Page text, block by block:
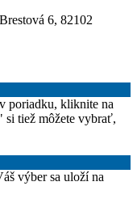
6, 82102
poriadku, kliknite na
tiež môžete vybrať,
výber sa uloží na